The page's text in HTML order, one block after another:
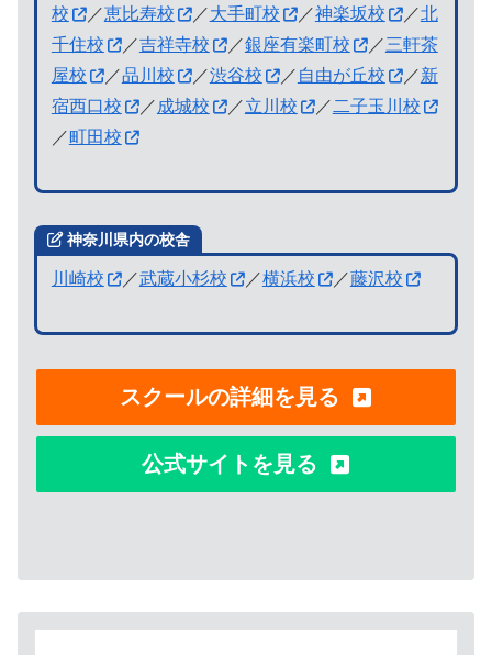
校
／恵比寿校 ／大手町校 ／神楽坂校 ／北
千住校
／吉祥寺校 ／銀座有楽町校 ／三軒茶
屋校
／品川校 ／渋谷校 ／ 自由が丘校 ／新
宿西口校
／ 成城校 ／立川校 ／ 二子玉川校
／町田校
神奈川県内の校舎
川崎校 ／武蔵小杉校 ／横浜校 ／藤沢校
スクールの詳細を見る
公式サイトを見る